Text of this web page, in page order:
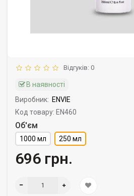
Відгуків: 0
В наявності
Виробник: ENVIE
Код товару: EN460
Об'єм
1000 мл 250 мл
696 грн.